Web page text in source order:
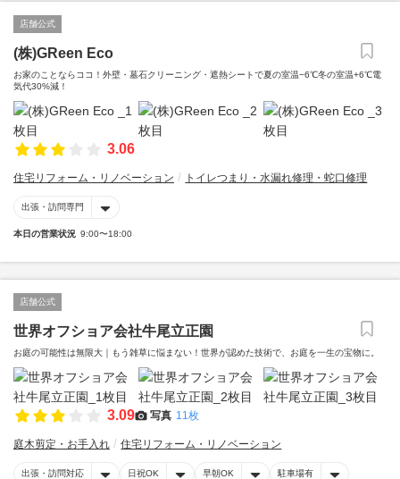
店舗公式
(株)GReen Eco
お家のことならココ！外壁・墓石クリーニング・遮熱シートで夏の室温−6℃冬の室温+6℃電
気代30%減！
3.06
住宅リフォーム・リノベーション トイレつまり・水漏れ修理・蛇口修理
出張・訪問専門
本日の営業状況 9:00〜18:00
店舗公式
世界オフショア会社牛尾立正園
お庭の可能性は無限大｜もう雑草に悩まない！世界が認めた技術で、お庭を一生の宝物に。
3.09 写真 11枚
庭木剪定・お手入れ 住宅リフォーム・リノベーション
出張・訪問対応 日祝OK 早朝OK 駐車場有